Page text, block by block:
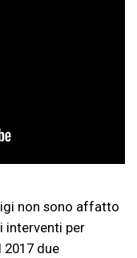
non sono affatto
interventi per
2017 due